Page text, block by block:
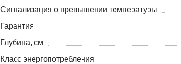
Сигнализация о превышении температуры
Гарантия
Глубина, см
Класс энергопотребления